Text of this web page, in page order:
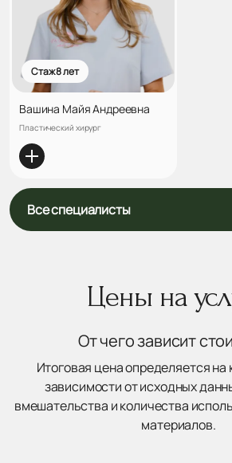
Стаж 8 лет
Вашина Майя Андреевна
Пластический хирург
Все специалисты
Цены на
От чего зависит
Итоговая цена определяется на
зависимости от исходных
вмешательства и количества
материалов.